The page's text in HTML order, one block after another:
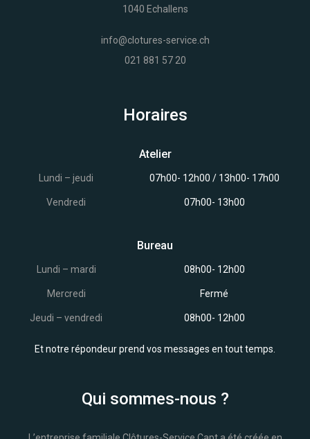
1040 Echallens
info@clotures-service.ch
021 881 57 20
Horaires
Atelier
Lundi – jeudi
Vendredi
07h00- 12h00 / 13h00- 17h00
07h00- 13h00
Bureau
Lundi – mardi
Mercredi
Jeudi – vendredi
08h00- 12h00
Fermé
08h00- 12h00
Et notre répondeur prend vos messages en tout temps.
Qui sommes-nous ?